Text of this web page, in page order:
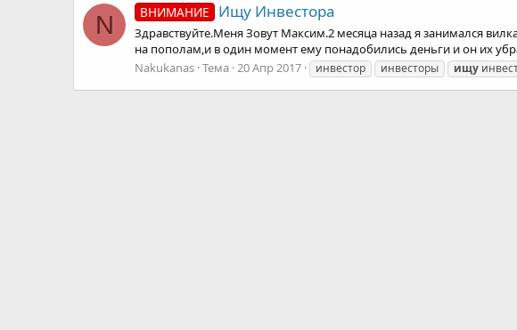
N ВНИМАНИЕ Ищу Инвестора
Здравствуйте.Меня Зовут Максим.2 месяца назад я занимался
на пополам,и в один момент ему понадобились деньги и он их
Nakukanas Тема 20 Апр 2017 инвестор инвесторы ищу